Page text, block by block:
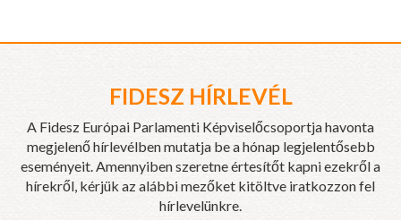
FIDESZ HÍRLEVÉL
A Fidesz Európai Parlamenti Képviselőcsoportja havonta
megjelenő hírlevélben mutatja be a hónap legjelentősebb
eseményeit. Amennyiben szeretne értesítőt kapni ezekről a
hírekről, kérjük az alábbi mezőket kitöltve iratkozzon fel
hírlevelünkre.